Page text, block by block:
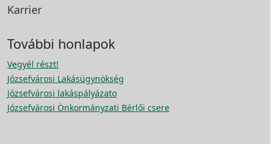
Karrier
További honlapok
Vegyél részt!
Józsefvárosi Lakásügynökség
Józsefvárosi lakáspályázato
Józsefvárosi Önkormányzati Bérlői csere